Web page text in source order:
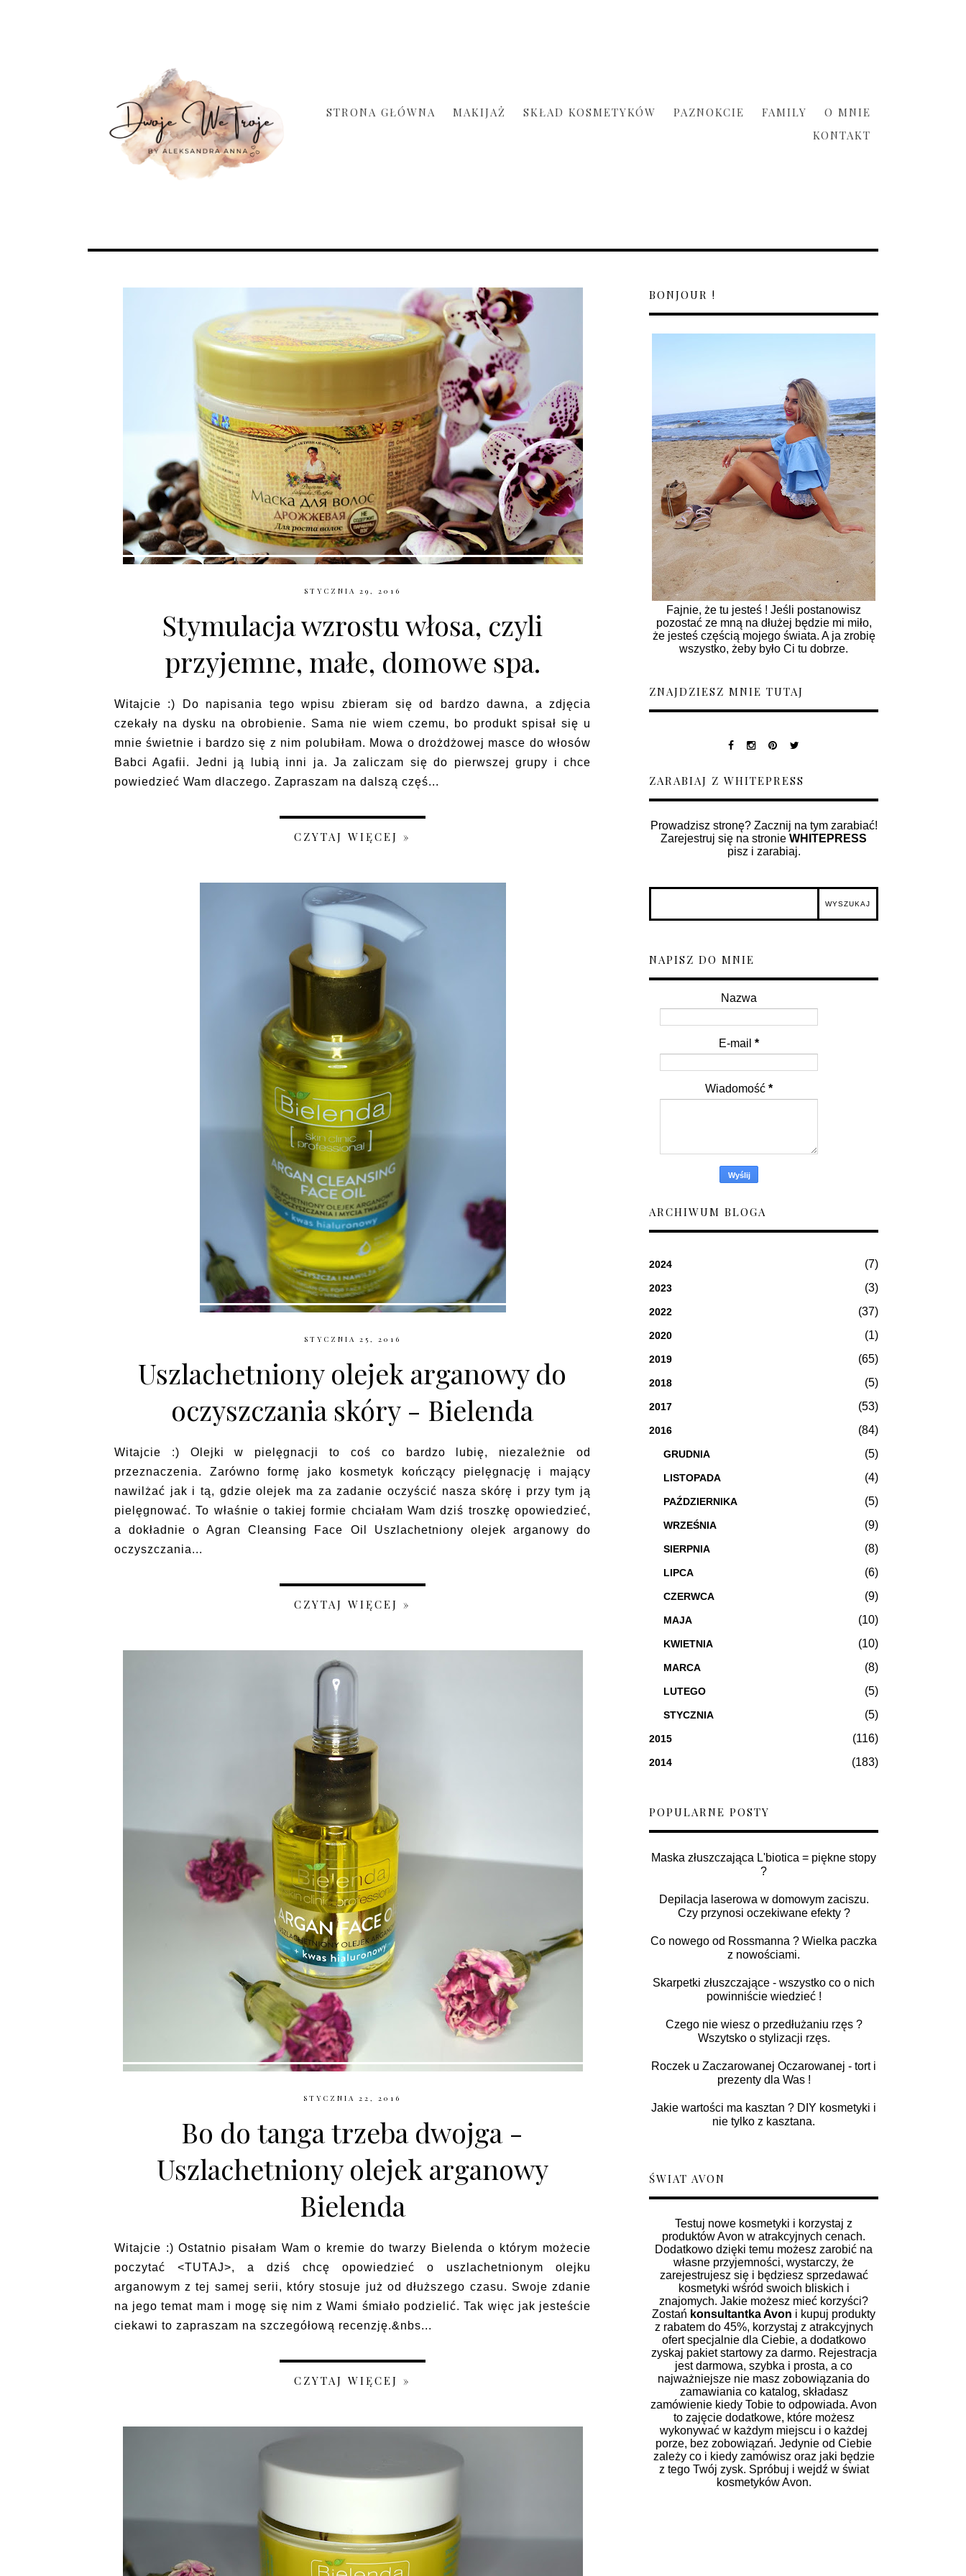
STRONA GŁÓWNA MAKIJAŻ SKŁAD KOSMETYKÓW PAZNOKCIE FAMILY
O MNIE
KONTAKT
STYCZNIA 29, 2016
Stymulacja wzrostu włosa, czyli
przyjemne, małe, domowe spa.
Witajcie :) Do napisania tego wpisu zbieram się od bardzo dawna, a zdjęcia
czekały na dysku na obrobienie. Sama nie wiem czemu, bo produkt spisał się u
mnie świetnie i bardzo się z nim polubiłam. Mowa o drożdżowej masce do włosów
Babci Agafii. Jedni ją lubią inni ja. Ja zaliczam się do pierwszej grupy i chce
powiedzieć Wam dlaczego. Zapraszam na dalszą częś...
CZYTAJ WIĘCEJ »
STYCZNIA 25, 2016
Uszlachetniony olejek arganowy do
oczyszczania skóry - Bielenda
Witajcie :) Olejki w pielęgnacji to coś co bardzo lubię, niezależnie od
przeznaczenia. Zarówno formę jako kosmetyk kończący pielęgnację i mający
nawilżać jak i tą, gdzie olejek ma za zadanie oczyścić nasza skórę i przy tym ją
pielęgnować. To właśnie o takiej formie chciałam Wam dziś troszkę opowiedzieć,
a dokładnie o Agran Cleansing Face Oil Uszlachetniony olejek arganowy do
oczyszczania...
CZYTAJ WIĘCEJ »
STYCZNIA 22, 2016
Bo do tanga trzeba dwojga -
Uszlachetniony olejek arganowy
Bielenda
Witajcie :) Ostatnio pisałam Wam o kremie do twarzy Bielenda o którym możecie
poczytać <TUTAJ>, a dziś chcę opowiedzieć o uszlachetnionym olejku
arganowym z tej samej serii, który stosuje już od dłuższego czasu. Swoje zdanie
na jego temat mam i mogę się nim z Wami śmiało podzielić. Tak więc jak jesteście
ciekawi to zapraszam na szczegółową recenzję.&nbs...
CZYTAJ WIĘCEJ »
BONJOUR !
Fajnie, że tu jesteś ! Jeśli postanowisz
pozostać ze mną na dłużej będzie mi miło,
że jesteś częścią mojego świata. A ja zrobię
wszystko, żeby było Ci tu dobrze.
ZNAJDZIESZ MNIE TUTAJ
ZARABIAJ Z WHITEPRESS
Prowadzisz stronę? Zacznij na tym zarabiać!
Zarejestruj się na stronie WHITEPRESS
pisz i zarabiaj.
NAPISZ DO MNIE
Nazwa
E-mail *
Wiadomość *
ARCHIWUM BLOGA
2024 (7)
2023 (3)
2022 (37)
2020 (1)
2019 (65)
2018 (5)
2017 (53)
2016 (84)
GRUDNIA (5)
LISTOPADA (4)
PAŹDZIERNIKA (5)
WRZEŚNIA (9)
SIERPNIA (8)
LIPCA (6)
CZERWCA (9)
MAJA (10)
KWIETNIA (10)
MARCA (8)
LUTEGO (5)
STYCZNIA (5)
2015 (116)
2014 (183)
POPULARNE POSTY
Maska złuszczająca L'biotica = piękne stopy
?
Depilacja laserowa w domowym zaciszu.
Czy przynosi oczekiwane efekty ?
Co nowego od Rossmanna ? Wielka paczka
z nowościami.
Skarpetki złuszczające - wszystko co o nich
powinniście wiedzieć !
Czego nie wiesz o przedłużaniu rzęs ?
Wszytsko o stylizacji rzęs.
Roczek u Zaczarowanej Oczarowanej - tort i
prezenty dla Was !
Jakie wartości ma kasztan ? DIY kosmetyki i
nie tylko z kasztana.
ŚWIAT AVON
Testuj nowe kosmetyki i korzystaj z
produktów Avon w atrakcyjnych cenach.
Dodatkowo dzięki temu możesz zarobić na
własne przyjemności, wystarczy, że
zarejestrujesz się i będziesz sprzedawać
kosmetyki wśród swoich bliskich i
znajomych. Jakie możesz mieć korzyści?
Zostań konsultantka Avon i kupuj produkty
z rabatem do 45%, korzystaj z atrakcyjnych
ofert specjalnie dla Ciebie, a dodatkowo
zyskaj pakiet startowy za darmo. Rejestracja
jest darmowa, szybka i prosta, a co
najważniejsze nie masz zobowiązania do
zamawiania co katalog, składasz
zamówienie kiedy Tobie to odpowiada. Avon
to zajęcie dodatkowe, które możesz
wykonywać w każdym miejscu i o każdej
porze, bez zobowiązań. Jedynie od Ciebie
zależy co i kiedy zamówisz oraz jaki będzie
z tego Twój zysk. Spróbuj i wejdź w świat
kosmetyków Avon.